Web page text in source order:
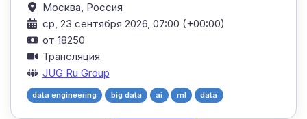
Москва, Россия
ср, 23 сентября 2026, 07:00 (+00:00)
от 18250
Трансляция
JUG Ru Group
data engineering big data ai ml data